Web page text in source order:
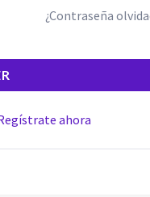
¿Contraseña
ahora